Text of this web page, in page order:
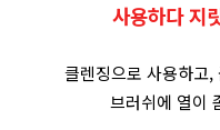
사용하다 지
클렌징으로 사용하고
브러쉬에 열이